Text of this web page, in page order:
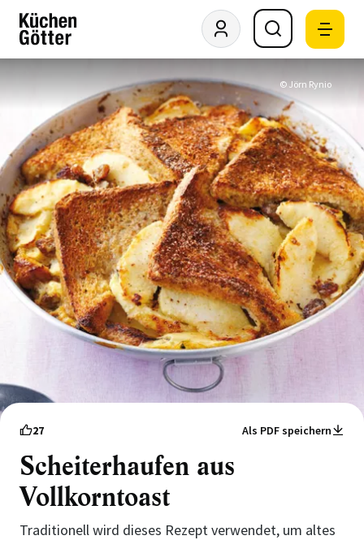
© Jörn Rynio
27 Als PDF speichern
Scheiterhaufen aus
Vollkorntoast
Traditionell wird dieses Rezept verwendet, um altes